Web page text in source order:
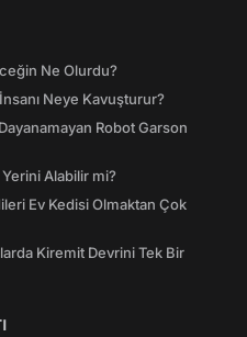
Ne Olurdu?
Neye Kavuşturur?
Robot Garson
Alabilir mi?
Ev Kedisi Olmaktan Çok
Kiremit Devrini Tek Bir